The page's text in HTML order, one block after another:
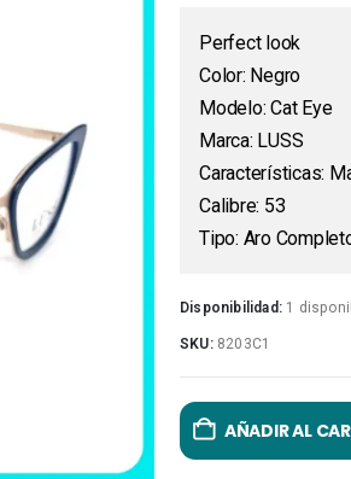
Perfect look
Color: Negro
Modelo: Cat Eye
Marca: LUSS
Características:
Calibre: 53
Tipo: Aro
Disponibilidad: 1
SKU: 8203C1
AÑADIR AL